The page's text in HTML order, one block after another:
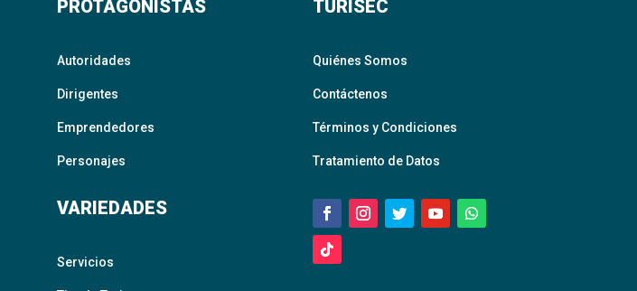
PROTAGONISTAS
Autoridades
Dirigentes
Emprendedores
Personajes
VARIEDADES
Servicios
TURISEC
Quiénes Somos
Contáctenos
Términos y Condiciones
Tratamiento de Datos